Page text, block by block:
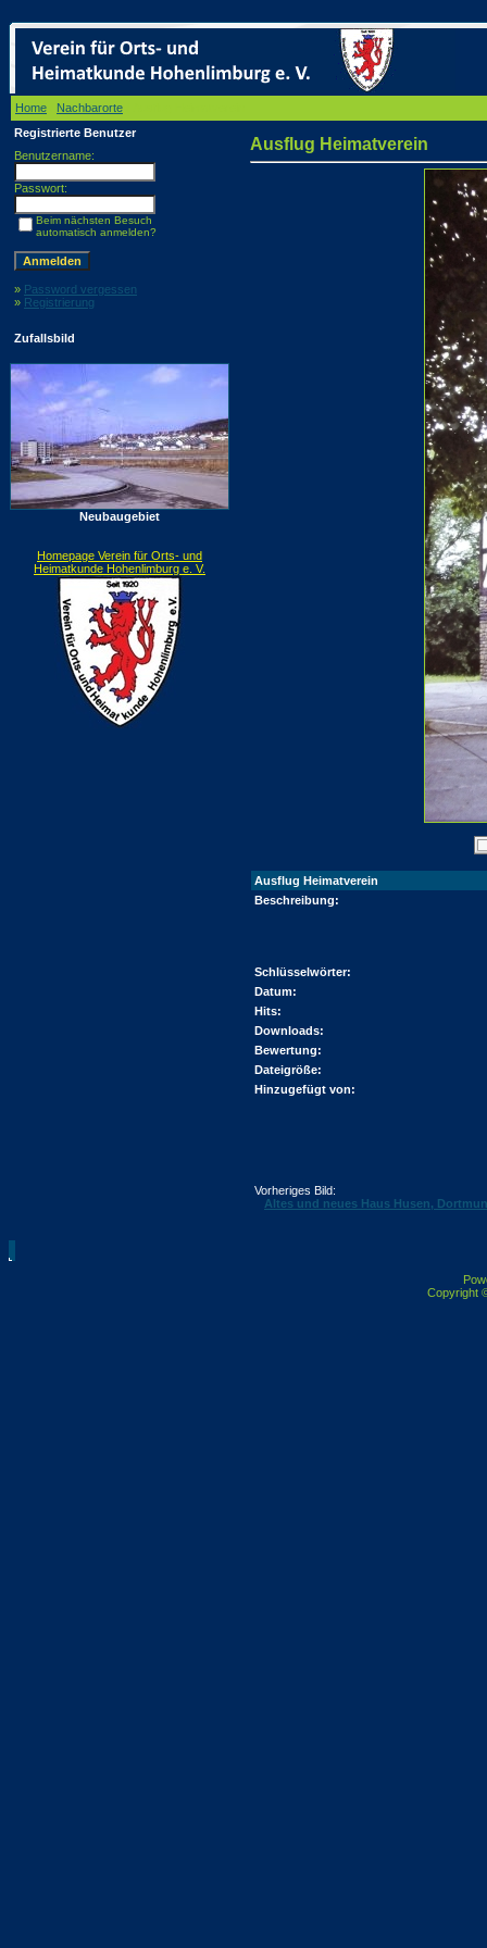
Home Nachbarorte
Registrierte Benutzer
Benutzername:
Passwort:
Beim nächsten Besuch
automatisch anmelden?
» Password vergessen
» Registrierung
Zufallsbild
Neubaugebiet
Homepage Verein für Orts- und
Heimatkunde Hohenlimburg e. V.
Ausflug Heimatverein
Ausflug Heimatverein
Beschreibung:
Schlüsselwörter:
Datum:
Hits:
Downloads:
Bewertung:
Dateigröße:
Hinzugefügt von:
Vorheriges Bild:
Altes und neues Haus Husen,
Copyright